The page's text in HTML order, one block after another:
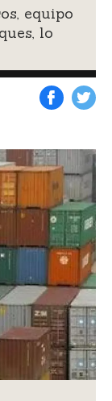
equipo
lo